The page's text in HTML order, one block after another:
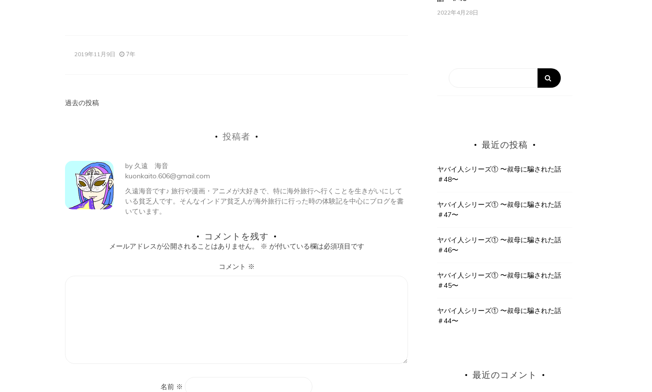
2019年11月9日 7年
投
ビ
ゲ
ー
過去の投稿
投稿者
by 久遠 海音
kuonkaito.606@gmail.com
久遠海音です♪ 旅行や漫画・アニメが大好きで、特に海外旅行へ行くことを生きがいにして
いる貧乏人です。そんなインドア貧乏人が海外旅行に行った時の体験記を中心にブログを書
いています。
コメントを残す
メールアドレスが公開されることはありません。 ※ が付いている欄は必須項目です
コメント ※
名前 ※
2022年4月28日
最近の投稿
ヤバイ人シリーズ① 〜叔母に騙された話
＃48〜
ヤバイ人シリーズ① 〜叔母に騙された話
＃47〜
ヤバイ人シリーズ① 〜叔母に騙された話
＃46〜
ヤバイ人シリーズ① 〜叔母に騙された話
＃45〜
ヤバイ人シリーズ① 〜叔母に騙された話
＃44〜
最近のコメント